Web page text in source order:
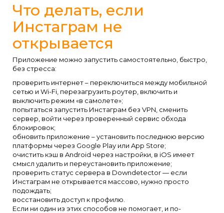
Что делать, если
Инстаграм не
открывается
Приложение можно запустить самостоятельно, быстро,
без стресса:
проверить интернет – переключиться между мобильной
сетью и Wi-Fi, перезагрузить роутер, включить и
выключить режим «в самолете»;
попытаться запустить Инстаграм без VPN, сменить
сервер, войти через проверенный сервис обхода
блокировок;
обновить приложение – установить последнюю версию
платформы через Google Play или App Store;
очистить кэш в Android через настройки, в iOS имеет
смысл удалить и переустановить приложение;
проверить статус сервера в Downdetector — если
Инстаграм не открывается массово, нужно просто
подождать;
восстановить доступ к профилю.
Если ни один из этих способов не помогает, и по-